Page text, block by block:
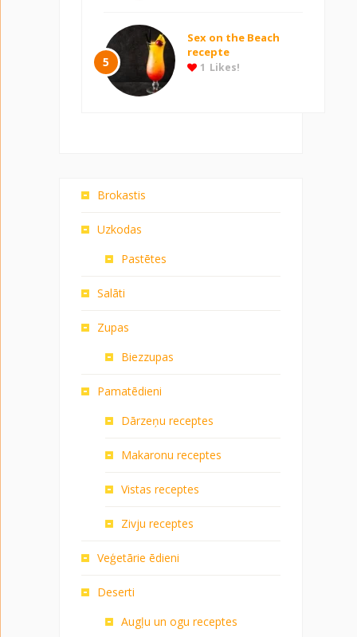
5
Sex on the Beach
recepte
1 Likes!
Brokastis
Uzkodas
Pastētes
Salāti
Zupas
Biezzupas
Pamatēdieni
Dārzeņu receptes
Makaronu receptes
Vistas receptes
Zivju receptes
Veģetārie ēdieni
Deserti
Augļu un ogu receptes